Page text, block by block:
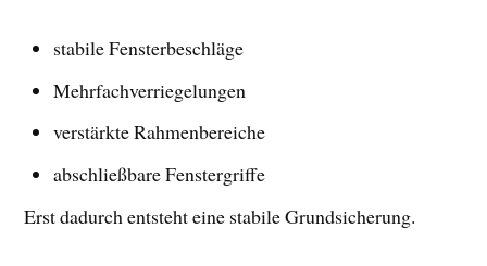
stabile Fensterbeschläge
Mehrfachverriegelungen
verstärkte Rahmenbereiche
abschließbare Fenstergriffe
Erst dadurch entsteht eine stabile Grundsicherung.